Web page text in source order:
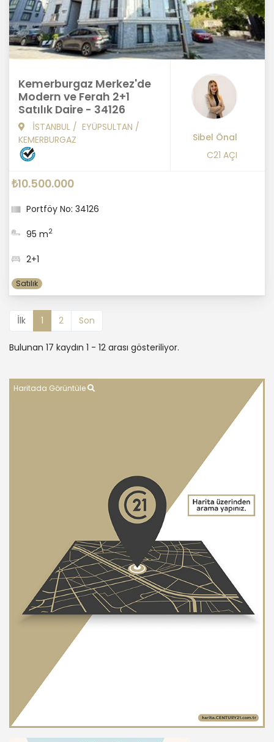
Kemerburgaz Merkez'de
Modern ve Ferah 2+1
Satılık Daire - 34126
İSTANBUL / EYÜPSULTAN /
KEMERBURGAZ
Sibel Önal
C21 AÇI
₺10.500.000
Portföy No: 34126
95 m2
2+1
Satılık
İlk 1 2 Son
Bulunan 17 kaydın 1 - 12 arası gösteriliyor.
Haritada Görüntüle